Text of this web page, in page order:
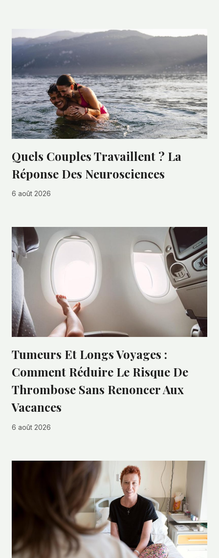
Quels Couples Travaillent ? La
Réponse Des Neurosciences
6 août 2026
Tumeurs Et Longs Voyages :
Comment Réduire Le Risque De
Thrombose Sans Renoncer Aux
Vacances
6 août 2026